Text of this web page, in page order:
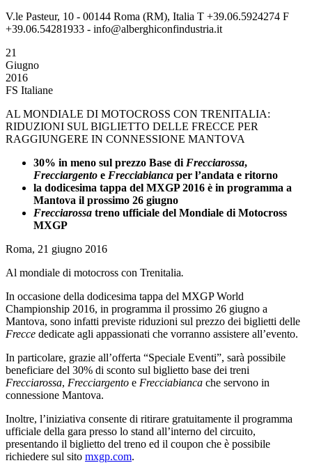
V.le Pasteur, 10 - 00144 Roma (RM), Italia T +39.06.5924274 F
+39.06.54281933 - info@alberghiconfindustria.it
21
Giugno
2016
FS Italiane
AL MONDIALE DI MOTOCROSS CON TRENITALIA:
RIDUZIONI SUL BIGLIETTO DELLE FRECCE PER
RAGGIUNGERE IN CONNESSIONE MANTOVA
30% in meno sul prezzo Base di Frecciarossa,
Frecciargento e Frecciabianca per l’andata e ritorno
la dodicesima tappa del MXGP 2016 è in programma a
Mantova il prossimo 26 giugno
Frecciarossa treno ufficiale del Mondiale di Motocross
MXGP
Roma, 21 giugno 2016
Al mondiale di motocross con Trenitalia.
In occasione della dodicesima tappa del MXGP World
Championship 2016, in programma il prossimo 26 giugno a
Mantova, sono infatti previste riduzioni sul prezzo dei biglietti delle
Frecce dedicate agli appassionati che vorranno assistere all’evento.
In particolare, grazie all’offerta “Speciale Eventi”, sarà possibile
beneficiare del 30% di sconto sul biglietto base dei treni
Frecciarossa, Frecciargento e Frecciabianca che servono in
connessione Mantova.
Inoltre, l’iniziativa consente di ritirare gratuitamente il programma
ufficiale della gara presso lo stand all’interno del circuito,
presentando il biglietto del treno ed il coupon che è possibile
richiedere sul sito mxgp.com.